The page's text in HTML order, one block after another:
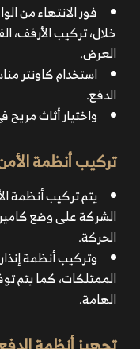
فور الانتهاء من
خلال، تركيب الأرفف،
العرض.
استخدام كاونتر
الدفع.
واختيار أثاث
تركيب أنظمة
يتم تركيب أنظمة
الشركة على وضع
الحركة.
وتركيب أنظمة
الممتلكات، كما يتم
الهامة.